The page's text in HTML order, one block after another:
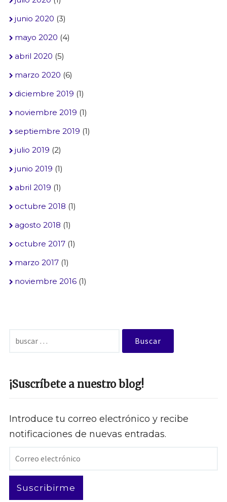
junio 2020 (3)
mayo 2020 (4)
abril 2020 (5)
marzo 2020 (6)
diciembre 2019 (1)
noviembre 2019 (1)
septiembre 2019 (1)
julio 2019 (2)
junio 2019 (1)
abril 2019 (1)
octubre 2018 (1)
agosto 2018 (1)
octubre 2017(1)
marzo 2017(1)
noviembre 2016(1)
¡Suscríbete a nuestro blog!
Introduce tu correo electrónico y recibe
notificaciones de nuevas entradas.
Correo
Suscribirme